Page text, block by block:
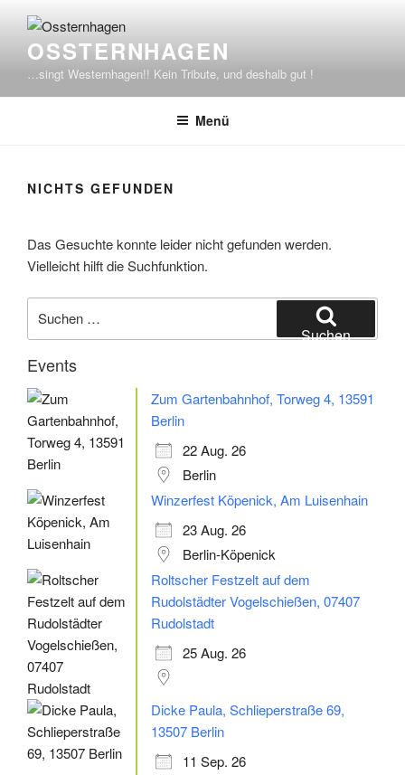
Inhalt
springenOSSTERNHAGEN
…singt Westernhagen!! Kein Tribute, und deshalb gut !
Menü
NICHTS GEFUNDEN
Das Gesuchte konnte leider nicht gefunden werden.
Vielleicht hilft die Suchfunktion.
nach:
Suchen
Events
Zum Gartenbahnhof, Torweg 4, 13591
Berlin
22 Aug. 26
Berlin
Winzerfest Köpenick, Am Luisenhain
23 Aug. 26
Berlin-Köpenick
Roltscher Festzelt auf dem
Rudolstädter Vogelschießen, 07407
Rudolstadt
25 Aug. 26
Dicke Paula, Schlieperstraße 69,
13507 Berlin
11 Sep. 26